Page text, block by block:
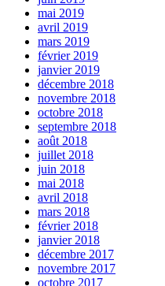
mai 2019
avril 2019
mars 2019
février 2019
janvier 2019
décembre 2018
novembre 2018
octobre 2018
septembre 2018
août 2018
juillet 2018
juin 2018
mai 2018
avril 2018
mars 2018
février 2018
janvier 2018
décembre 2017
novembre 2017
octobre 2017